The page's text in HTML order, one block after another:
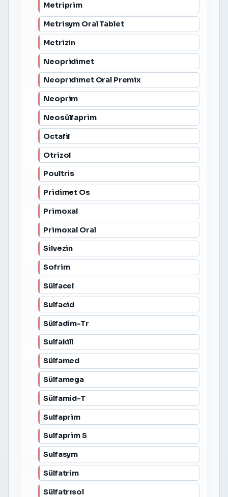
Metriprim
Metrisym Oral Tablet
Metrizin
Neopridimet
Neoprıdımet Oral Premix
Neoprim
Neosülfaprim
Octafil
Otrizol
Poultris
Pridimet Os
Primoxal
Primoxal Oral
Silvezin
Sofrim
Sülfacel
Sulfacid
Sülfadim-Tr
Sulfakill
Sülfamed
Sülfamega
Sülfamid-T
Sulfaprim
Sulfaprim S
Sulfasym
Sülfatrim
Sülfatrısol